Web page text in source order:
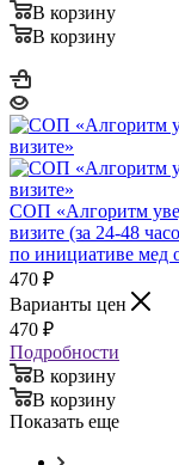
В корзину
В корзину
СОП «Алгоритм
визите (за 24-48
по инициативе мед
470 ₽
Варианты цен
470 ₽
Подробности
В корзину
В корзину
Показать еще